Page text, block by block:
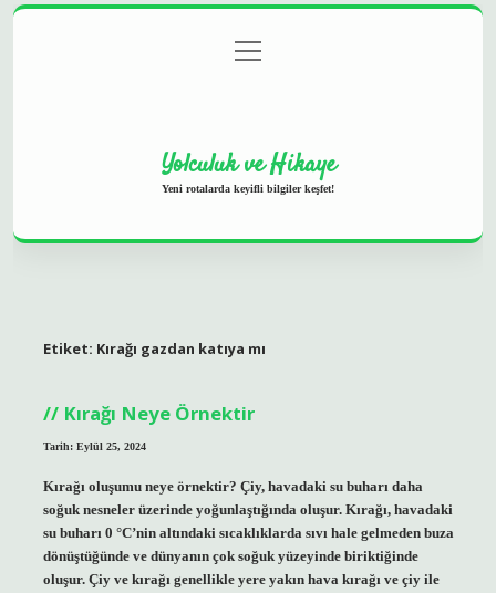
Gizlilik Politikası
menüyü
aç
Yolculuk ve Hikaye
Yeni rotalarda keyifli bilgiler keşfet!
Etiket: Kırağı gazdan katıya mı
Kırağı Neye Örnektir
Tarih: Eylül 25, 2024
Kırağı oluşumu neye örnektir? Çiy, havadaki su buharı daha
soğuk nesneler üzerinde yoğunlaştığında oluşur. Kırağı, havadaki
su buharı 0 °C’nin altındaki sıcaklıklarda sıvı hale gelmeden buza
dönüştüğünde ve dünyanın çok soğuk yüzeyinde biriktiğinde
oluşur. Çiy ve kırağı genellikle yere yakın hava kırağı ve çiy ile